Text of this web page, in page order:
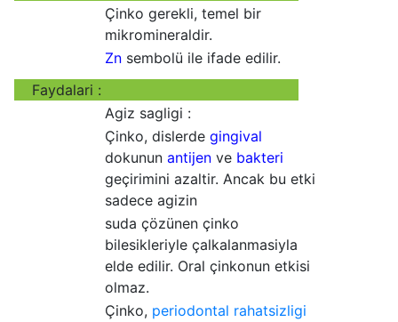
Çinko gerekli, temel bir
mikromineraldir.
Zn sembolü ile ifade edilir.
Faydalari :
Agiz sagligi :
Çinko, dislerde gingival
dokunun antijen ve bakteri
geçirimini azaltir. Ancak bu etki
sadece agizin
suda çözünen çinko
bilesikleriyle çalkalanmasiyla
elde edilir. Oral çinkonun etkisi
olmaz.
Çinko, periodontal rahatsizligi